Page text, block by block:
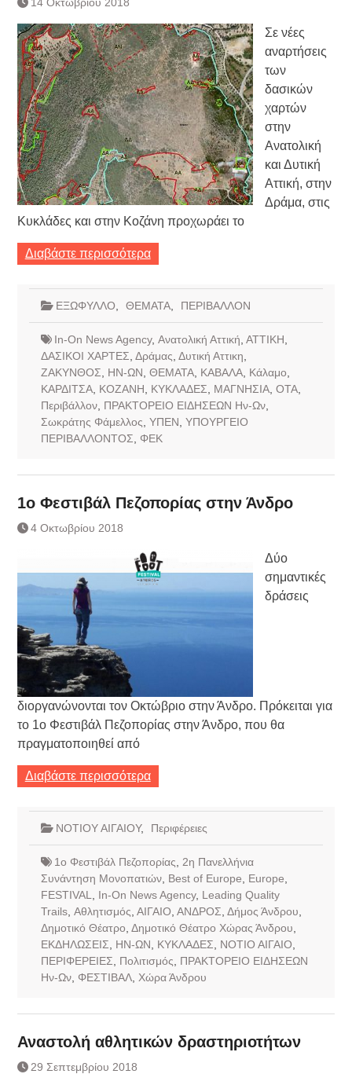
Ημερήσιο Δελτίο Τιμών
Συναλλάγματος &
Τραπεζογραμματίων 7-3-2019
Ημερήσιο Δελτίο Τιμών
Συναλλάγματος &
Τραπεζογραμματίων 4-3-2019
Κάθοδος αγροτών
Δικαιοσύνη
Σε νέες
αναρτήσεις
των
δασικών
χαρτών
στην
Ανατολική
και Δυτική
Αττική, στην
Δράμα, στις
Κυκλάδες και στην Κοζάνη προχωράει το
Διαβάστε περισσότερα
ΕΞΩΦΥΛΛΟ ΘΕΜΑΤΑ, ΠΕΡΙΒΑΛΛΟΝ
In-On News Agency, Ανατολική Αττική ΑΤΤΙΚΗ
ΔΑΣΙΚΟΙ ΧΑΡΤΕΣ Δράμας Δυτική Αττικη
ΖΑΚΥΝΘΟΣ
ΗΝ-ΩΝ ΘΕΜΑΤΑ, ΚΑΒΑΛΑ, Κάλαμο
ΚΑΡΔΙΤΣΑ, ΚΟΖΑΝΗ ΚΥΚΛΑΔΕΣ ΜΑΓΝΗΣΙΑ, ΟΤΑ,
Περιβάλλον, ΠΡΑΚΤΟΡΕΙΟ ΕΙΔΗΣΕΩΝ Ην-Ων,
Σωκράτης Φάμελλος ΥΠΕΝ ΥΠΟΥΡΓΕΙΟ
ΠΕΡΙΒΑΛΛΟΝΤΟΣ
ΦΕΚ
1ο Φεστιβάλ Πεζοπορίας στην Άνδρο
4 Οκτωβρίου 2018
Δύο
σημαντικές
δράσεις
διοργανώνονται τον Οκτώβριο στην Άνδρο. Πρόκειται για
το 1ο Φεστιβάλ Πεζοπορίας στην Άνδρο, που θα
πραγματοποιηθεί από
Διαβάστε περισσότερα
ΝΟΤΙΟΥ ΑΙΓΑΙΟΥ, Περιφέρειες
1ο Φεστιβάλ Πεζοπορίας
2η Πανελλήνια
Συνάντηση Μονοπατιών, Best of Europe Europe
FESTIVAL
In-On News Agency, Leading Quality
Trails, Αθλητισμός ΑΙΓΑΙΟ ΑΝΔΡΟΣ Δήμος Άνδρου
Δημοτικό Θέατρο Δημοτικό Θέατρο Χώρας Άνδρου
ΕΚΔΗΛΩΣΕΙΣ
ΗΝ-ΩΝ ΚΥΚΛΑΔΕΣ ΝΟΤΙΟ ΑΙΓΑΙΟ
ΠΕΡΙΦΕΡΕΙΕΣ
Πολιτισμός
ΠΡΑΚΤΟΡΕΙΟ ΕΙΔΗΣΕΩΝ
Ην-Ων, ΦΕΣΤΙΒΑΛ, Χώρα Άνδρου
Αναστολή αθλητικών δραστηριοτήτων
29 Σεπτεμβρίου 2018